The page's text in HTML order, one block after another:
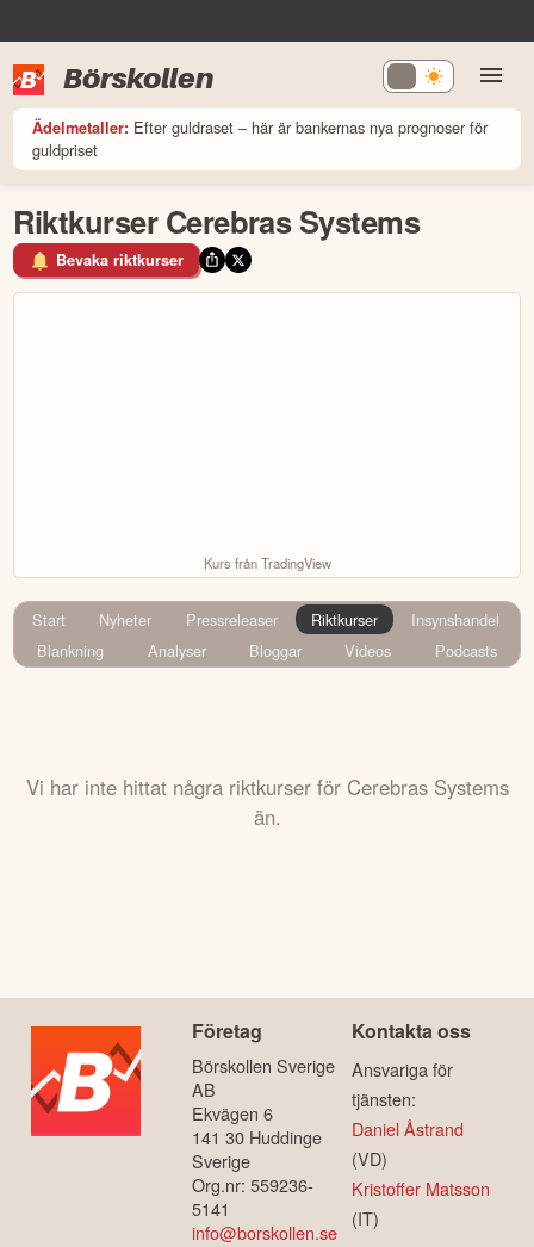
Börskollen
Ädelmetaller: Efter guldraset – här är bankernas nya prognoser för
guldpriset
Riktkurser Cerebras Systems
Bevaka riktkurser
Kurs från TradingView
Start Nyheter Pressreleaser Riktkurser
Insynshandel
Blankning
Analyser Bloggar Videos Podcasts
Vi har inte hittat några riktkurser för Cerebras Systems
än.
Företag
Börskollen Sverige
AB
Ekvägen 6
141 30 Huddinge
Sverige
Org.nr: 559236-
5141
info@borskollen.se
Kontakta oss
Ansvariga för
tjänsten:
Daniel Åstrand
(VD)
Kristoffer Matsson
(IT)